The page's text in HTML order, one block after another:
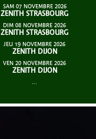
SAM 07 NOVEMBRE 2026
ZENITH STRASBOURG
DIM 08 NOVEMBRE 2026
ZENITH STRASBOURG
JEU 19 NOVEMBRE 2026
ZENITH DIJON
VEN 20 NOVEMBRE 2026
ZENITH DIJON
...